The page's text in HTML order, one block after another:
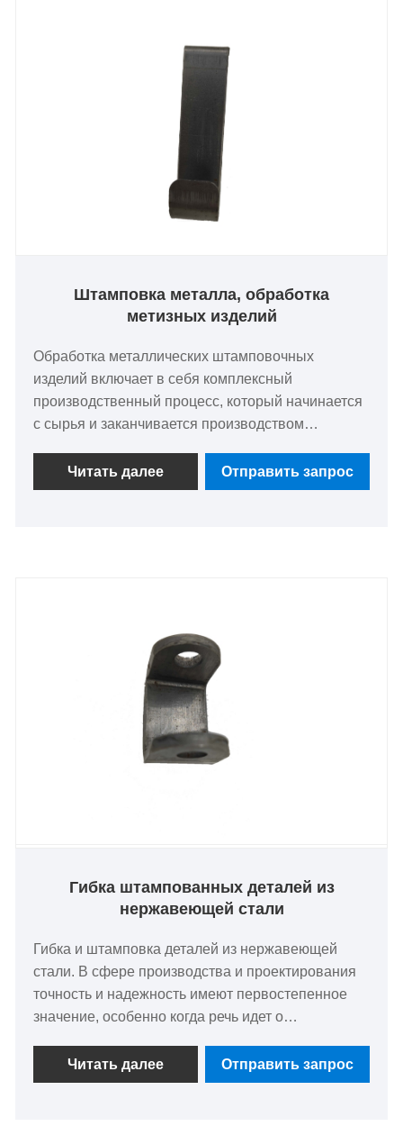
Штамповка металла, обработка
метизных изделий
Обработка металлических штамповочных
изделий включает в себя комплексный
производственный процесс, который начинается
с сырья и заканчивается производством
детали из листового металла. Эта услуга легко
адаптируется и учитывает конкретные
стандартам качества и функциональности. Наша
способность решать разнообразные
производственные задачи подчеркивает нашу
приверженность предоставлению надежных
решений, соответствующих передовым
практикам отрасли и ожиданиям клиентов.
Читать далее Отправить запрос
Гибка штампованных деталей из
нержавеющей стали
Гибка и штамповка деталей из нержавеющей
стали. В сфере производства и проектирования
точность и надежность имеют первостепенное
значение, особенно когда речь идет о
высокого и низкого напряжения. Изготовленные
на заказ штампованные детали из нержавеющей
Читать далее Отправить запрос